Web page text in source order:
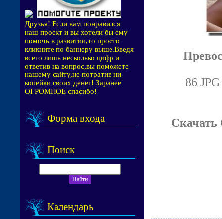
Друзья! Если вам понравился
наш проект и вы хотели бы ему
помочь в развитии,то просто
кликните по баннеру выше.Введя
всего лишь несколько цифр и
ответив на вопрос,вы поможете
нашему сайту,не потратив ни
копейки своих денег! Заранее
ОГРОМНОЕ спасибо!
Форма входа
Поиск
Календарь
86
Скачать